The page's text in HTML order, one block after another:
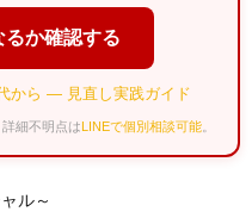
か確認する
から — 見直し実践ガイド
細不明点はLINEで個別相談可能
ル～